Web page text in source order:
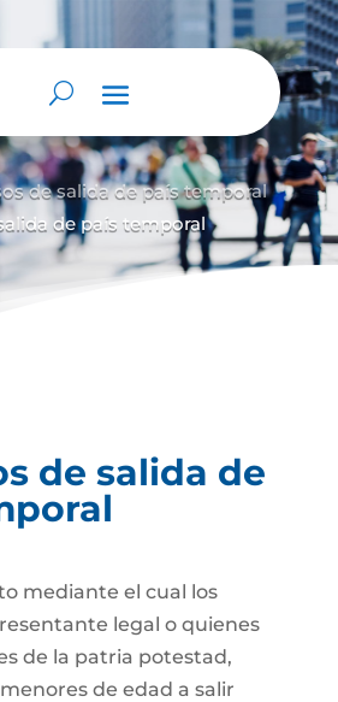
de salida de país temporal
de país temporal
de salida de
mediante el cual los
legal o quienes
de la patria potestad,
de edad a salir